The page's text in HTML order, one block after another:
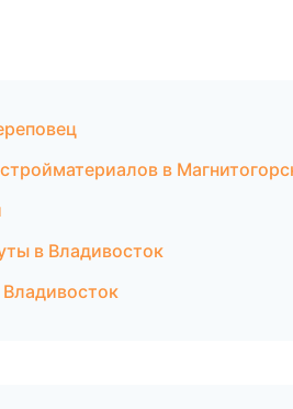
в
в Владивосток